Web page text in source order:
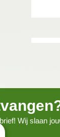
Wij slaan